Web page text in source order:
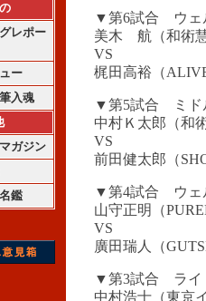
レポー
ー
入魂
ガジン
鑑
▼第6試合 ウェ
美木 航（和術
VS
梶田高裕（
▼第5試合 ミド
中村Ｋ太郎（和
VS
前田健太郎（
▼第4試合 ウェ
山守正明（
VS
廣田瑞人（
▼第3試合 ライ
中村浩士（東京